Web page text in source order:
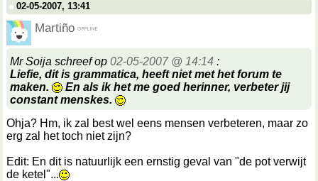
02-05-2007, 13:41
Martiño
Mr Soija schreef op 02-05-2007 @ 14:14 :
Liefie, dit is grammatica, heeft niet met het forum te
maken.
En als ik het me goed herinner, verbeter jij
constant menskes.
Ohja? Hm, ik zal best wel eens mensen verbeteren, maar zo
erg zal het toch niet zijn?
Edit: En dit is natuurlijk een ernstig geval van "de pot verwijt
de ketel"...